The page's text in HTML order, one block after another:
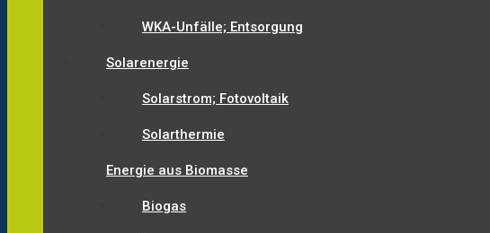
WKA-Unfälle; Entsorgung
Solarenergie
Solarstrom; Fotovoltaik
Solarthermie
Energie aus Biomasse
Biogas